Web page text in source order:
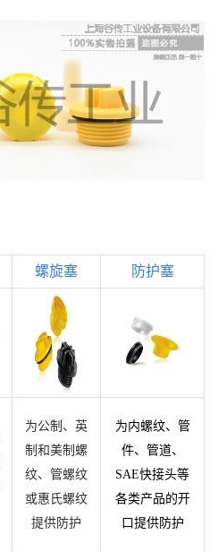
螺旋塞 防护塞
为公制、英
制和美制螺
纹、管螺纹
或惠氏螺纹
提供防护
为内螺纹、管
件、管道、
SAE快接头等
各类产品的开
口提供防护